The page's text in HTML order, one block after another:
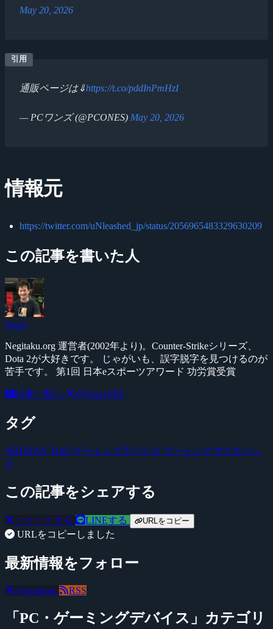
May 20, 2026
通販ページは⇓https://t.co/pddInPmHzI
— PCワンズ (@PCONES) May 20, 2026
情報元
https://twitter.com/uNleashed_jp/status/2056965483329630209
この記事を書いた人
Yossy
Negitaku.org 運営者(2002年より)。Counter-Strikeシリーズ、
Dota 2が大好きです。 じゃがいも、誤字脱字を見つけるのが
苦手です。 第1回 日本eスポーツアワード 功労賞受賞
記事一覧へ @YossyFPS
タグ
ARTISAN TenZ ゲーミングデバイス ゲーミングマウスパッ
ド
この記事をシェアする
ツイートする LINEする URLをコピー
URLをコピーしました
最新情報をフォロー
@negitaku RSS
「PC・ゲーミングデバイス」カテゴリ